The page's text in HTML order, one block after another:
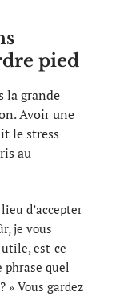
pied
la grande
Avoir une
le stress
au
d’accepter
je vous
est-ce
phrase quel
Vous gardez